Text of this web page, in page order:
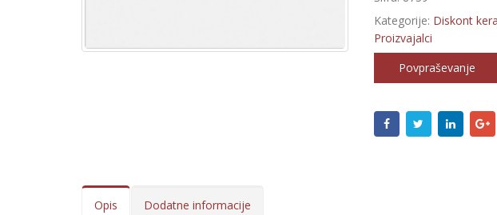
Kategorije: Diskont
Proizvajalci
Povpraševanje
Opis Dodatne informacije